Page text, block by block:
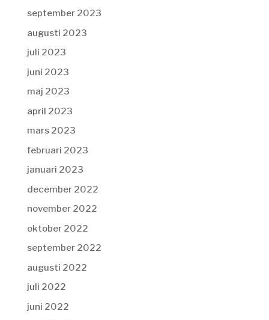
september 2023
augusti 2023
juli 2023
juni 2023
maj 2023
april 2023
mars 2023
februari 2023
januari 2023
december 2022
november 2022
oktober 2022
september 2022
augusti 2022
juli 2022
juni 2022